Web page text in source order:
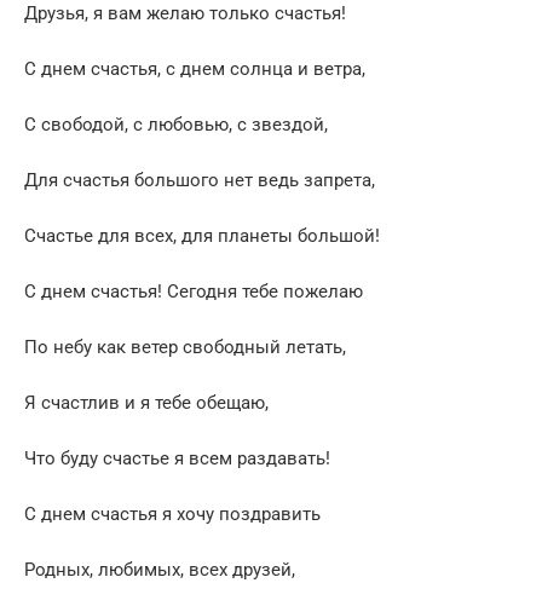
Друзья, я вам желаю только счастья!
С днем счастья, с днем солнца и ветра,
С свободой, с любовью, с звездой,
Для счастья большого нет ведь запрета,
Счастье для всех, для планеты большой!
С днем счастья! Сегодня тебе пожелаю
По небу как ветер свободный летать,
Я счастлив и я тебе обещаю,
Что буду счастье я всем раздавать!
С днем счастья я хочу поздравить
Родных, любимых, всех друзей,